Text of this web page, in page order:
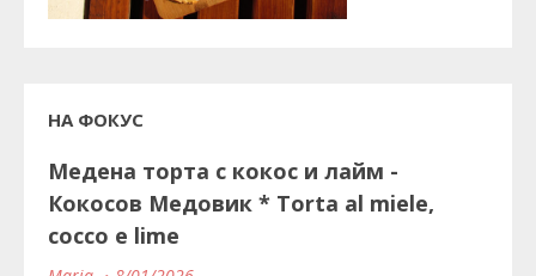
НА ФОКУС
Медена торта с кокос и лайм -
Кокосов Медовик * Torta al miele,
cocco e lime